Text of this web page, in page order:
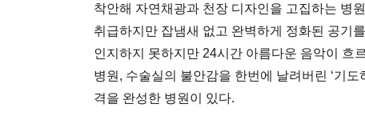
착안해 자연채광과 천장 디자인을 고집하는 병
취급하지만 잡냄새 없고 완벽하게 정화된 공기
인지하지 못하지만 24시간 아름다운 음악이 흐
병원, 수술실의 불안감을 한번에 날려버린 ‘기
격을 완성한 병원이 있다.